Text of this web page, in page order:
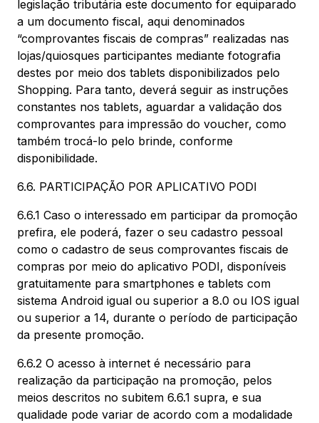
legislação tributária este documento for equiparado
a um documento fiscal, aqui denominados
“comprovantes fiscais de compras” realizadas nas
lojas/quiosques participantes mediante fotografia
destes por meio dos tablets disponibilizados pelo
Shopping. Para tanto, deverá seguir as instruções
constantes nos tablets, aguardar a validação dos
comprovantes para impressão do voucher, como
também trocá-lo pelo brinde, conforme
disponibilidade.
6.6. PARTICIPAÇÃO POR APLICATIVO PODI
6.6.1 Caso o interessado em participar da promoção
prefira, ele poderá, fazer o seu cadastro pessoal
como o cadastro de seus comprovantes fiscais de
compras por meio do aplicativo PODI, disponíveis
gratuitamente para smartphones e tablets com
sistema Android igual ou superior a 8.0 ou IOS igual
ou superior a 14, durante o período de participação
da presente promoção.
6.6.2 O acesso à internet é necessário para
realização da participação na promoção, pelos
meios descritos no subitem 6.6.1 supra, e sua
qualidade pode variar de acordo com a modalidade